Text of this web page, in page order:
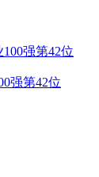
强第42位